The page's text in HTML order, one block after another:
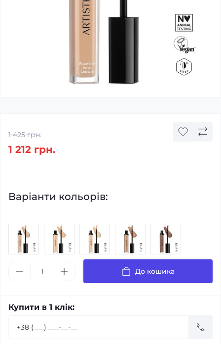
1 425 грн.
1 212 грн.
Варіанти кольорів:
До кошика
Купити в 1 клік: